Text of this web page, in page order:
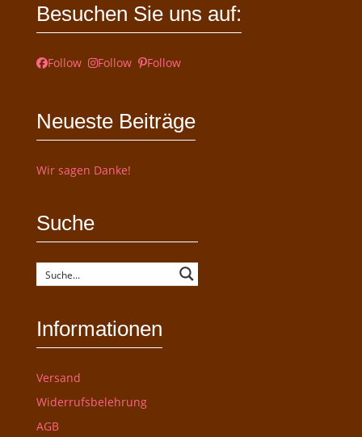
Besuchen Sie uns auf:
Follow Follow Follow
Neueste Beiträge
Wir sagen Danke!
Suche
Informationen
Versand
Widerrufsbelehrung
AGB